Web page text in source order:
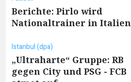
Berichte: Pirlo wird
Nationaltrainer in Italien
Istanbul (dpa)
„Ultraharte“ Gruppe: RB
gegen City und PSG - FCB